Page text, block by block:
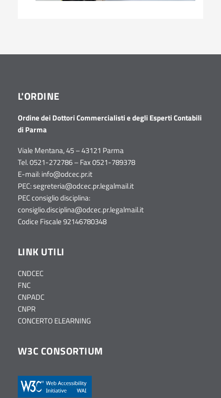
L'ORDINE
Ordine dei Dottori Commercialisti e degli Esperti Contabili
di Parma
Viale Mentana, 45 – 43121 Parma
Tel. 0521-272786 – Fax 0521-789378
E-mail:info@odcec.pr.it
PEC:segreteria@odcec.pr.legalmail.it
PEC consiglio disciplina:
consiglio.disciplina@odcec.pr.legalmail.it
Codice Fiscale 92146780348
LINK UTILI
CNDCEC
FNC
CNPADC
CNPR
CONCERTO ELEARNING
W3C CONSORTIUM